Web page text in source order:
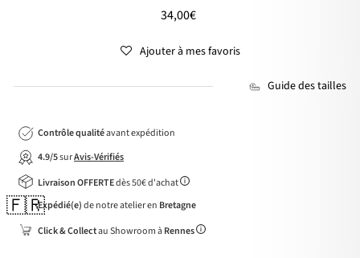
Prix
34,00€
Ajouter à mes favoris
Guide des tailles
Contrôle qualitéavant expédition
4.9/5surAvis-Vérifiés
Livraison OFFERTEdès 50€ d'achat
🇫🇷Expédié(e)de notre atelier en Bretagne
Click & Collectau Showroom àRennes